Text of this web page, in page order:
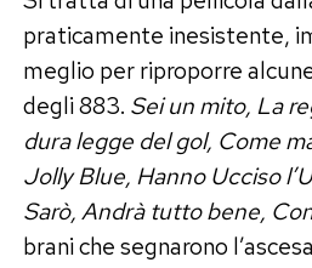
praticamente inesistente,
meglio per riproporre
degli 883. Sei un mito, La
dura legge del gol, Come
Jolly Blue, Hanno Ucciso
Sarò, Andrà tutto bene,
brani che segnarono